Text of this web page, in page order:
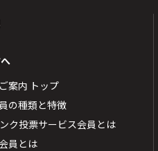
案内 トップ
の種類と特徴
ク投票サービス会員とは
員とは